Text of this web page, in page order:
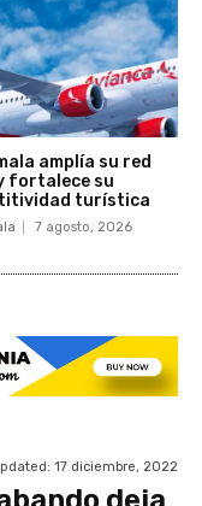
amplía su red
fortalece su
turística
7 agosto, 2026